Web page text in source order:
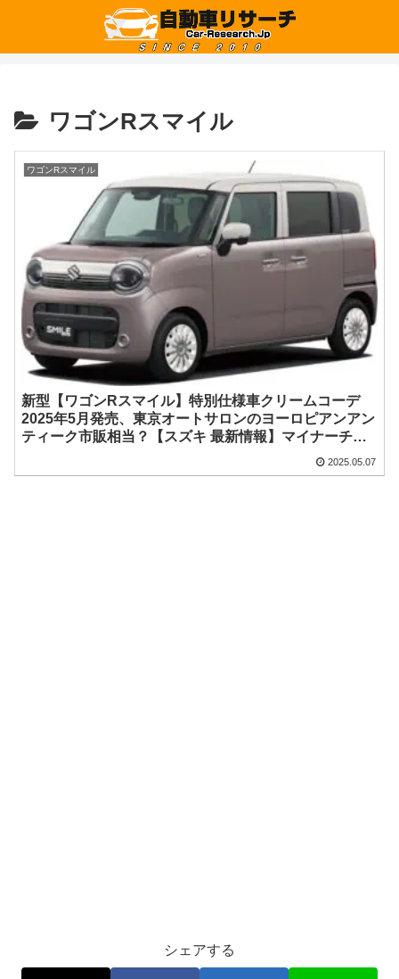
ワゴンRスマイル
ワゴンRスマイル
新型【ワゴンRスマイル】特別仕様車クリームコーデ
2025年5月発売、東京オートサロンのヨーロピアンアン
ティーク市販相当？【スズキ 最新情報】マイナーチェ
ンジいつ？2024年12月発売、フェイスリフト、ハイブ
リッド車に電動パーキングブレーキ採用、機能追加と値
2025.05.07
シェアする